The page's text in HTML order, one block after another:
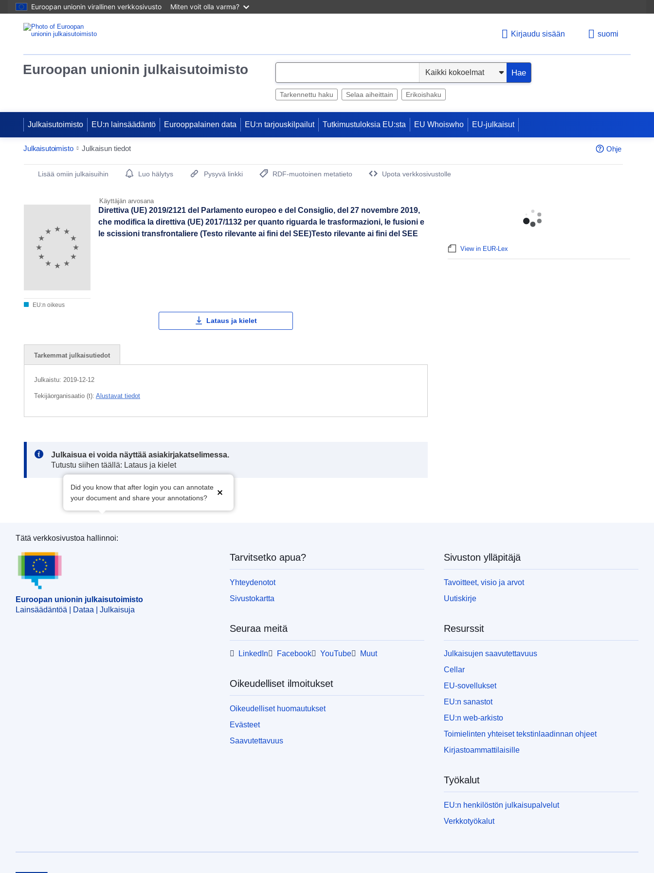
Euroopan unionin virallinen verkkosivusto Miten voit olla varma?
Kirjaudu sisään suomi
Euroopan unionin julkaisutoimisto
e
Hae
Tarkennettu haku Selaa aiheittain Erikoishaku
Julkaisutoimisto EU:n lainsäädäntö Eurooppalainen data EU:n tarjouskilpailut Tutkimustuloksia EU:sta EU Whoiswho EU-julkaisut
Julkaisutoimisto Julkaisun tiedot Ohje
Publication Detail Actions Portlet
Lisää omiin julkaisuihin Luo hälytys Pysyvä linkki
RDF-muotoinen metatieto
Upota verkkosivustolle
Käyttäjän arvosana
EU:n oikeus
Direttiva (UE) 2019/2121 del Parlamento europeo e del Consiglio, del 27 novembre 2019,
che modifica la direttiva (UE) 2017/1132 per quanto riguarda le trasformazioni, le fusioni e
le scissioni transfrontaliere (Testo rilevante ai fini del SEE)Testo rilevante ai fini del SEE
Lataus ja kielet
Tarkemmat julkaisutiedot
Julkaistu: 2019-12-12
Tekijäorganisaatio (t): Alustavat tiedot
Note:
Julkaisua ei voida näyttää asiakirjakatselimessa.
Tutustu siihen täällä: Lataus ja kielet
Did you know that after login you can annotate
your document and share your annotations?
View in EUR-Lex
Euroopan unionin julkaisutoimisto
Tätä verkkosivustoa hallinnoi:
Euroopan unionin julkaisutoimisto
Lainsäädäntöä | Dataa | Julkaisuja
Tarvitsetko apua?
Yhteydenotot
Sivustokartta
Seuraa meitä
LinkedIn Facebook YouTube Muut
Oikeudelliset ilmoitukset
Oikeudelliset huomautukset
Evästeet
Saavutettavuus
Sivuston ylläpitäjä
Tavoitteet, visio ja arvot
Uutiskirje
Resurssit
Julkaisujen saavutettavuus
Cellar
EU-sovellukset
EU:n sanastot
EU:n web-arkisto
Toimielinten yhteiset tekstinlaadinnan ohjeet
Kirjastoammattilaisille
Työkalut
EU:n henkilöstön julkaisupalvelut
Verkkotyökalut